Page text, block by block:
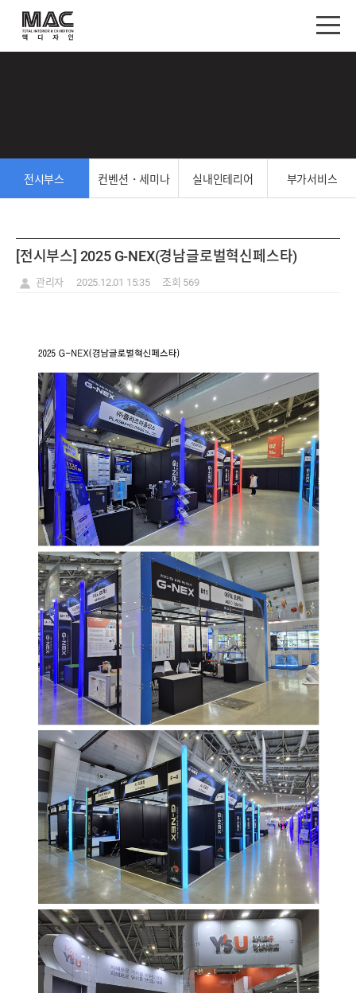
전시부스 컨벤션・세미나 실내인테리어 부가서비스
[전시부스] 2025 G-NEX(경남글로벌혁신페스타)
관리자 2025.12.01 15:35 조회 569